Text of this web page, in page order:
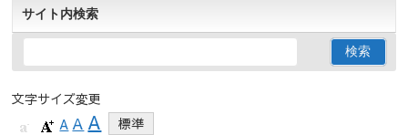
サイト内検索
文字サイズ変更
A A A 標準